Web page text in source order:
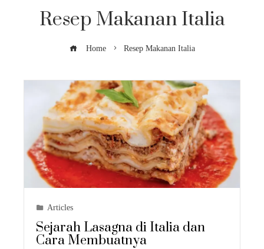
Resep Makanan Italia
Home Resep Makanan Italia
Articles
Sejarah Lasagna di Italia dan
Cara Membuatnya